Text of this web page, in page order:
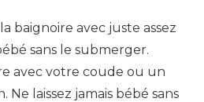
baignoire avec juste assez
sans le submerger.
avec votre coude ou un
laissez jamais bébé sans